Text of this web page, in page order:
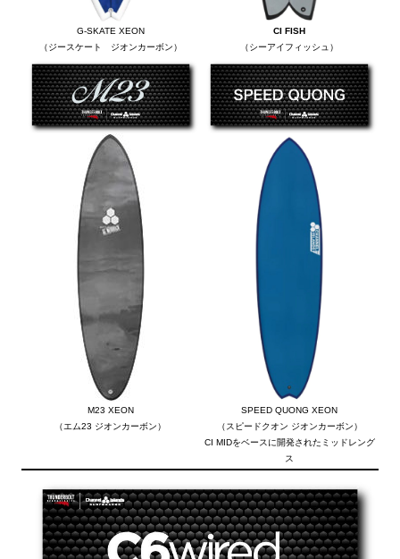
G-SKATE XEON
（ジースケート ジオンカーボン）
CI FISH
（シーアイフィッシュ）
M23 XEON
（エム23 ジオンカーボン）
SPEED QUONG XEON
（スピードクオン ジオンカーボン）
CI MIDをベースに開発されたミッドレング
ス